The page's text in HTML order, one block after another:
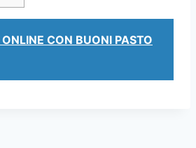
ONLINE CON BUONI PASTO